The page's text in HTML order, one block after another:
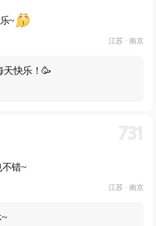
~
江苏 · 南京
天快乐！🥳
不错~
江苏 · 南京